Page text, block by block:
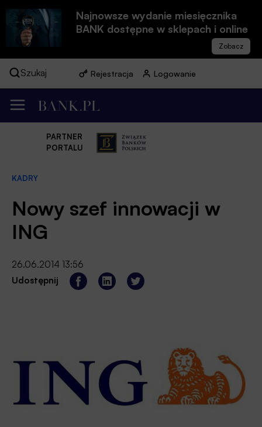
Najnowsze wydanie miesięcznika
BANK dostępne w sklepach i online
Szukaj Rejestracja Logowanie
PARTNER
PORTALU
KADRY
Nowy szef innowacji w
ING
26.06.2014 13:56
Udostępnij